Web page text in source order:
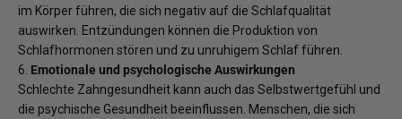
im Körper führen, die sich negativ auf die Schlafqualität
auswirken. Entzündungen können die Produktion von
Schlafhormonen stören und zu unruhigem Schlaf führen.
6. Emotionale und psychologische Auswirkungen
Schlechte Zahngesundheit kann auch das Selbstwertgefühl und
die psychische Gesundheit beeinflussen. Menschen, die sich